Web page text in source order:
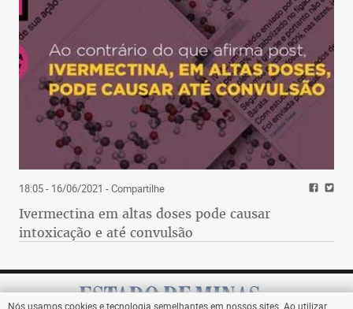
18:05 - 16/06/2021 - Compartilhe
Ivermectina em altas doses pode causar
intoxicação e até convulsão
Nós usamos cookies e tecnologia semelhantes em nossos sites. Ao utilizar